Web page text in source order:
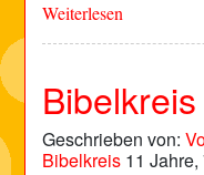
Weiterlesen
Geschrieben von:
Bibelkreis 11